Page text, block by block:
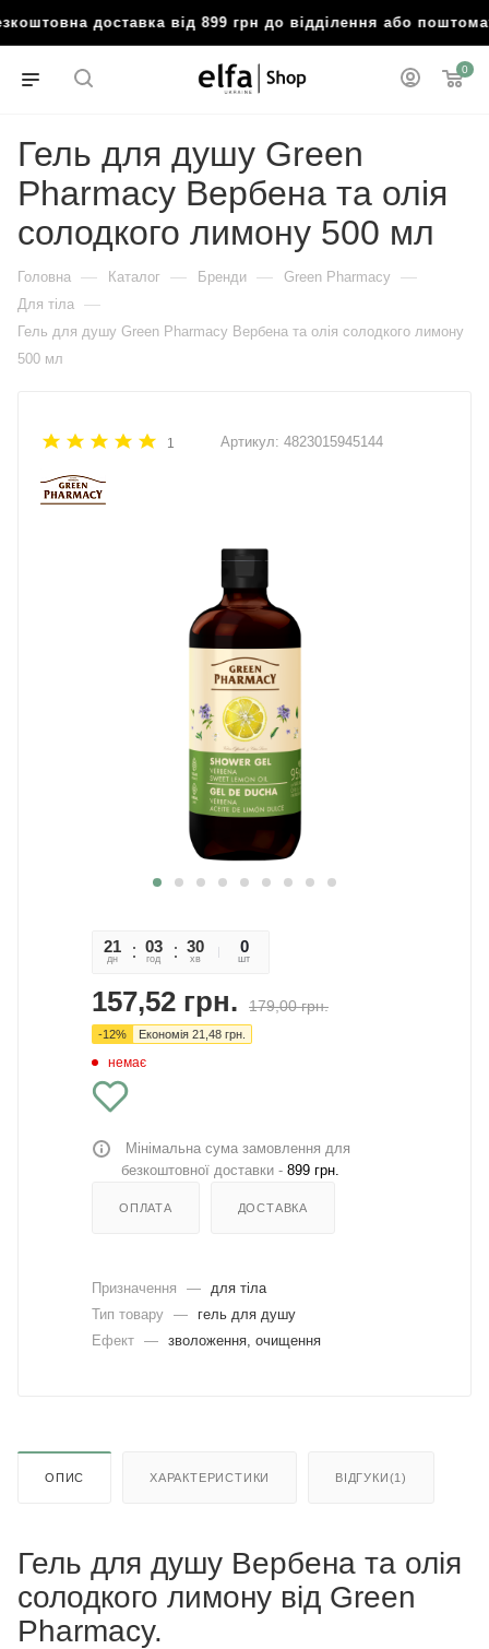
доставка від 899 грн до відділення або
0
Гель для душу Green
Pharmacy Вербена та олія
солодкого лимону 500 мл
Головна — Каталог — Бренди — Green Pharmacy —
Для тіла —
Гель для душу Green Pharmacy Вербена та олія солодкого лимону
500 мл
1 Артикул: 4823015945144
21
дн
03
год
30
хв
01
сек
0
шт
157,52 грн. 179,00грн.
-12% Економія 21,48 грн.
немає
Мінімальна сума замовлення для
безкоштовної доставки - 899 грн.
ОПЛАТА ДОСТАВКА
Призначення —
для тіла
Тип товару —
гель для душу
Ефект — зволоження, очищення
ОПИС ХАРАКТЕРИСТИКИ ВІДГУКИ(1)
Гель для душу Вербена та олія
солодкого лимону від Green
Pharmacy.